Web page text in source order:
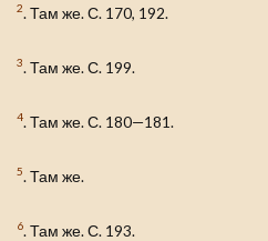
2. Там же. С. 170, 192.
3. Там же. С. 199.
4. Там же. С. 180—181.
5. Там же.
6. Там же. С. 193.